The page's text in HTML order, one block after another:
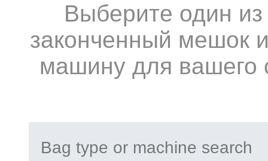
Выберите один
законченный мешок
машину для вашего